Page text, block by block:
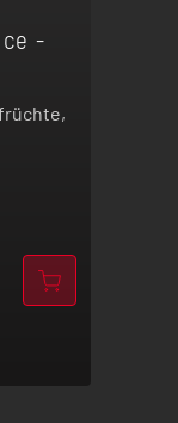
-